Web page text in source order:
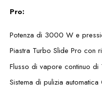
Pro:
Potenza di 3000 W e
Piastra Turbo Slide Pro con
Flusso di vapore continuo di
Sistema di pulizia